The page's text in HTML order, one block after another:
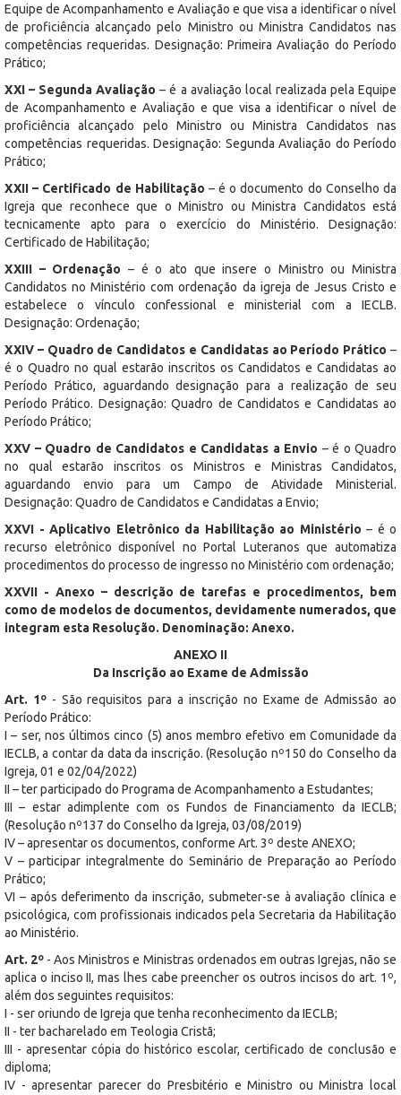
Equipe de Acompanhamento e Avaliação e que visa a identificar o nível
de proficiência alcançado pelo Ministro ou Ministra Candidatos nas
competências requeridas. Designação: Primeira Avaliação do Período
Prático;
XXI – Segunda Avaliação – é a avaliação local realizada pela Equipe
de Acompanhamento e Avaliação e que visa a identificar o nível de
proficiência alcançado pelo Ministro ou Ministra Candidatos nas
competências requeridas. Designação: Segunda Avaliação do Período
Prático;
XXII – Certificado de Habilitação – é o documento do Conselho da
Igreja que reconhece que o Ministro ou Ministra Candidatos está
tecnicamente apto para o exercício do Ministério. Designação:
Certificado de Habilitação;
XXIII – Ordenação – é o ato que insere o Ministro ou Ministra
Candidatos no Ministério com ordenação da igreja de Jesus Cristo e
estabelece o vínculo confessional e ministerial com a IECLB.
Designação: Ordenação;
XXIV – Quadro de Candidatos e Candidatas ao Período Prático –
é o Quadro no qual estarão inscritos os Candidatos e Candidatas ao
Período Prático, aguardando designação para a realização de seu
Período Prático. Designação: Quadro de Candidatos e Candidatas ao
Período Prático;
XXV – Quadro de Candidatos e Candidatas a Envio – é o Quadro
no qual estarão inscritos os Ministros e Ministras Candidatos,
aguardando envio para um Campo de Atividade Ministerial.
Designação: Quadro de Candidatos e Candidatas a Envio;
XXVI - Aplicativo Eletrônico da Habilitação ao Ministério – é o
recurso eletrônico disponível no Portal Luteranos que automatiza
procedimentos do processo de ingresso no Ministério com ordenação;
XXVII - Anexo – descrição de tarefas e procedimentos, bem
como de modelos de documentos, devidamente numerados, que
integram esta Resolução. Denominação: Anexo.
ANEXO II
Da Inscrição ao Exame de Admissão
Art. 1º - São requisitos para a inscrição no Exame de Admissão ao
Período Prático:
I – ser, nos últimos cinco (5) anos membro efetivo em Comunidade da
IECLB, a contar da data da inscrição. (Resolução nº150 do Conselho da
Igreja, 01 e 02/04/2022)
II – ter participado do Programa de Acompanhamento a Estudantes;
III – estar adimplente com os Fundos de Financiamento da IECLB;
(Resolução nº137 do Conselho da Igreja, 03/08/2019)
IV – apresentar os documentos, conforme Art. 3º deste ANEXO;
V – participar integralmente do Seminário de Preparação ao Período
Prático;
VI – após deferimento da inscrição, submeter-se à avaliação clínica e
psicológica, com profissionais indicados pela Secretaria da Habilitação
ao Ministério.
Art. 2º - Aos Ministros e Ministras ordenados em outras Igrejas, não se
aplica o inciso II, mas lhes cabe preencher os outros incisos do art. 1º,
além dos seguintes requisitos:
I - ser oriundo de Igreja que tenha reconhecimento da IECLB;
II - ter bacharelado em Teologia Cristã;
III - apresentar cópia do histórico escolar, certificado de conclusão e
diploma;
IV - apresentar parecer do Presbitério e Ministro ou Ministra local